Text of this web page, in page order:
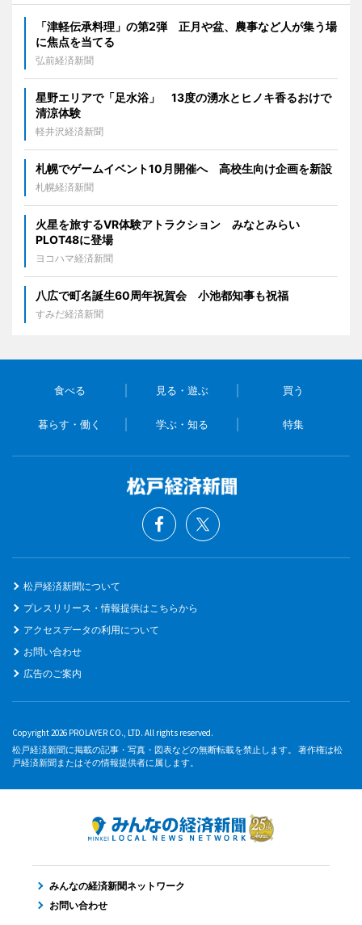
「津軽伝承料理」の第2弾 正月や盆、農事など人が集う場
に焦点を当てる
弘前経済新聞
星野エリアで「足水浴」 13度の湧水とヒノキ香るおけで
清涼体験
軽井沢経済新聞
札幌でゲームイベント10月開催へ 高校生向け企画を新設
札幌経済新聞
火星を旅するVR体験アトラクション みなとみらい
PLOT48に登場
ヨコハマ経済新聞
八広で町名誕生60周年祝賀会 小池都知事も祝福
すみだ経済新聞
食べる 見る・遊ぶ 買う
暮らす・働く 学ぶ・知る 特集
松戸経済新聞について
プレスリリース・情報提供はこちらから
アクセスデータの利用について
お問い合わせ
広告のご案内
Copyright 2026 PROLAYER CO., LTD. All rights reserved.
松戸経済新聞に掲載の記事・写真・図表などの無断転載を禁止します。 著作権は松
戸経済新聞またはその情報提供者に属します。
みんなの経済新聞ネットワーク
お問い合わせ